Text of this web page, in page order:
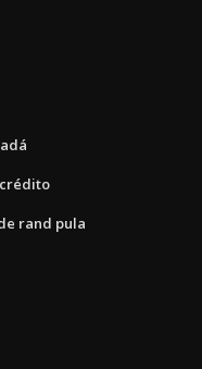
rand pula